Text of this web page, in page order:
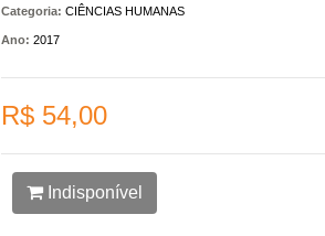
Categoria: CIÊNCIAS HUMANAS
Ano: 2017
R$ 54,00
Indisponível